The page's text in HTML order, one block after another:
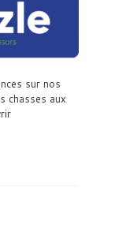
sur nos
chasses aux